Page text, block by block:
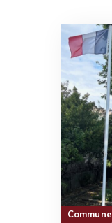
Commune